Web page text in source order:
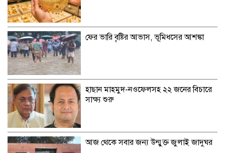
ফের ভারি বৃষ্টির আভাস, ভূমিধসের আশঙ্কা
হাছান মাহমুদ-নওফেলসহ ২২ জনের বিচারে
সাক্ষ্য শুরু
আজ থেকে সবার জন্য উন্মুক্ত জুলাই জাদুঘর